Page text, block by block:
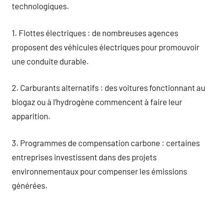
technologiques.
1. Flottes électriques : de nombreuses agences
proposent des véhicules électriques pour promouvoir
une conduite durable.
2. Carburants alternatifs : des voitures fonctionnant au
biogaz ou à l’hydrogène commencent à faire leur
apparition.
3. Programmes de compensation carbone : certaines
entreprises investissent dans des projets
environnementaux pour compenser les émissions
générées.